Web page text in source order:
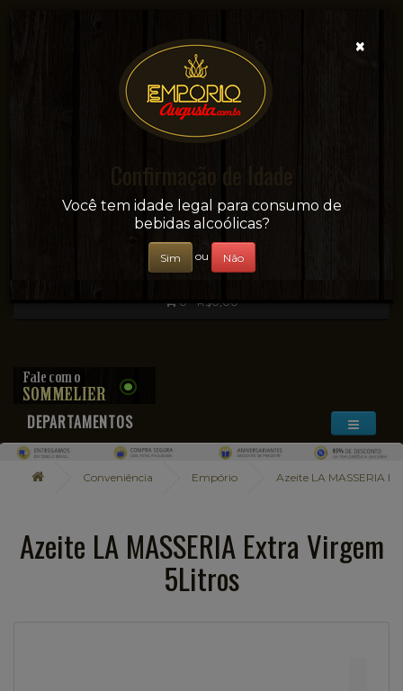
Sua conveniência e adega on-line!
0 - R$0,00
DEPARTAMENTOS
Conveniência Empório Azeite LA MASSERIA
Azeite LA MASSERIA Extra Virgem
5Litros
×
Confirmação de Idade
Você tem idade legal para consumo de
bebidas alcoólicas?
Sim ou Não